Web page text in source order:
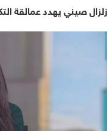
زلزال صيني يهدد عمالقة